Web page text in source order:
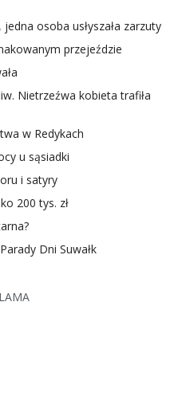
osoba usłyszała zarzuty
przejeździe
Nietrzeźwa kobieta trafiła
w Redykach
u sąsiadki
i satyry
200 tys. zł
Dni Suwałk